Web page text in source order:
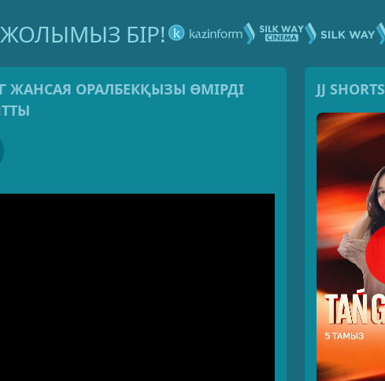
ЖОЛЫМЫЗ БІР!
ЖАНСАЯ ОРАЛБЕКҚЫЗЫ ӨМІРДІ
JJ SHORTS